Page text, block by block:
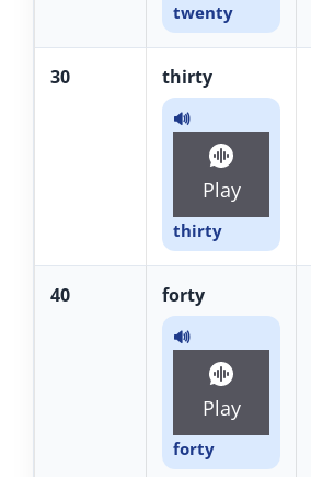
twenty
30 thirty
🔊
Play
thirty
40 forty
🔊
Play
forty